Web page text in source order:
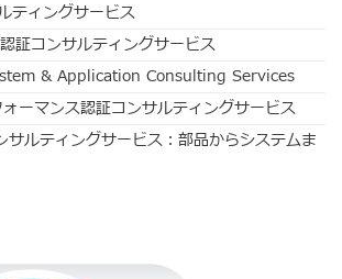
ティングサービス
証コンサルティングサービス
& Application Consulting Services
ーマンス認証コンサルティングサービス
サルティングサービス：部品からシステムま